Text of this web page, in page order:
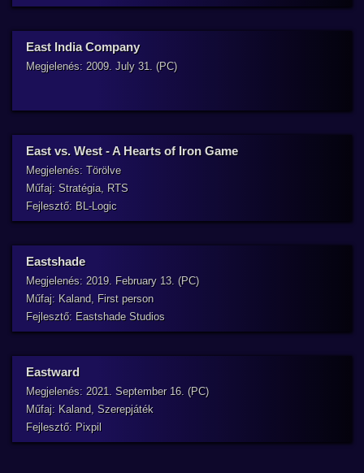
East India Company
Megjelenés: 2009. July 31. (PC)
East vs. West - A Hearts of Iron Game
Megjelenés: Törölve
Műfaj: Stratégia, RTS
Fejlesztő: BL-Logic
Eastshade
Megjelenés: 2019. February 13. (PC)
Műfaj: Kaland, First person
Fejlesztő: Eastshade Studios
Eastward
Megjelenés: 2021. September 16. (PC)
Műfaj: Kaland, Szerepjáték
Fejlesztő: Pixpil